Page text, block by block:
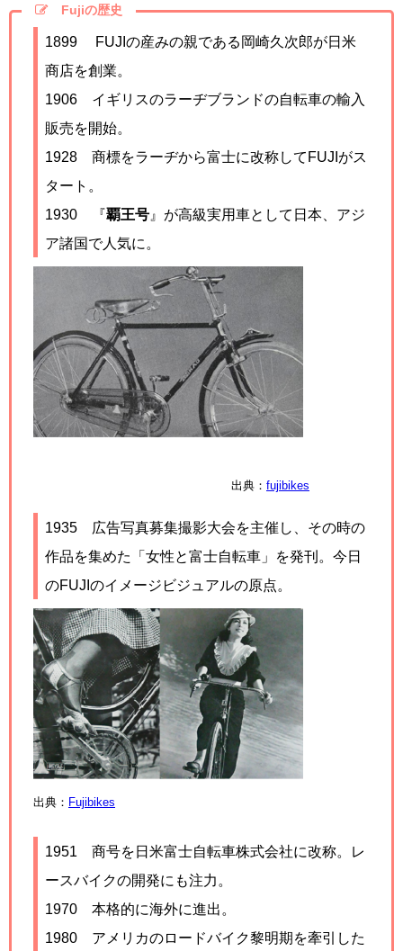
Fujiの歴史
1899
FUJIの産みの親である岡崎久次郎が日米
商店を創業。
1906 イギリスのラーヂブランドの自転車の輸入
販売を開始。
1928 商標をラーヂから富士に改称してFUJIがス
タート。
1930 『覇王号 』が高級実用車として日本、アジ
ア諸国で人気に。
出典： fujibikes
1935
広告写真募集撮影大会を主催し、その時の
作品を集めた「女性と富士自転車」を発刊。今日
のFUJIのイメージビジュアルの原点。
出典： Fujibikes
1951 商号を日米富士自転車株式会社に改称。レ
ースバイクの開発にも注力。
1970 本格的に海外に進出。
1980 アメリカのロードバイク黎明期を牽引した